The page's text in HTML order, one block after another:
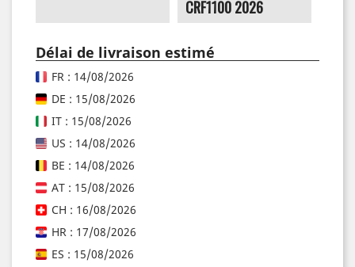
CRF1100 2026
Délai de livraison estimé
FR : 14/08/2026
DE : 15/08/2026
IT : 15/08/2026
US : 14/08/2026
BE : 14/08/2026
AT : 15/08/2026
CH : 16/08/2026
HR : 17/08/2026
ES : 15/08/2026